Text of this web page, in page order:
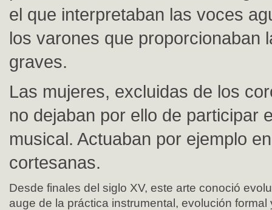
el que interpretaban las voces
los varones que proporcionaban
graves.
Las mujeres, excluidas de los
no dejaban por ello de participar
musical. Actuaban por ejemplo
cortesanas.
Desde finales del siglo XV, este arte conoció
auge de la práctica instrumental, evolución formal